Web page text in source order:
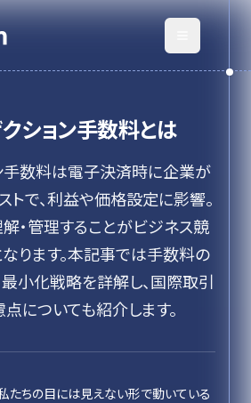
ション手数料とは
手数料は電子決済時に企業が
トで、利益や価格設定に影響。
・管理することがビジネス競
ります。本記事では手数料の
最小化戦略を詳解し、国際取引
についても紹介します。
たちの目には見えない形で動いている